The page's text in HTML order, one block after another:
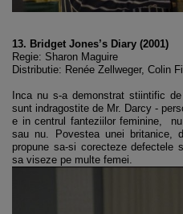
13. Bridget Jones’s Diary (2001)
Regie: Sharon Maguire
Distributie: Renée Zellweger, Colin
Inca nu s-a demonstrat stiintific
sunt indragostite de Mr. Darcy -
e in centrul fanteziilor feminine,
sau nu. Povestea unei
propune sa-si corecteze defectele
sa viseze pe multe femei.